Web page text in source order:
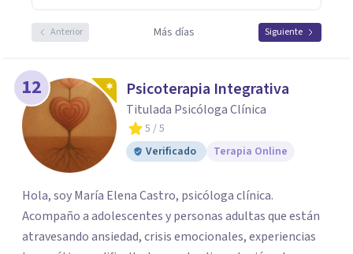
Anterior Más días Siguiente
12 Psicoterapia Integrativa
Titulada Psicóloga Clínica
5 / 5
Verificado
Terapia Online
Hola, soy María Elena Castro, psicóloga clínica.
Acompaño a adolescentes y personas adultas que están
atravesando ansiedad, crisis emocionales, experiencias